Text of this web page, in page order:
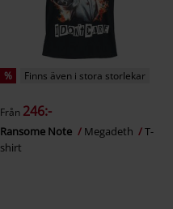
% Finns även i stora storlekar
Från 246:-
Ransome Note Megadeth
T-
shirt